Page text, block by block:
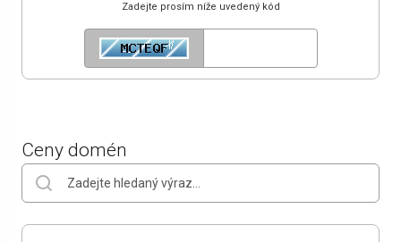
Zadejte prosím níže uvedený kód
Ceny domén